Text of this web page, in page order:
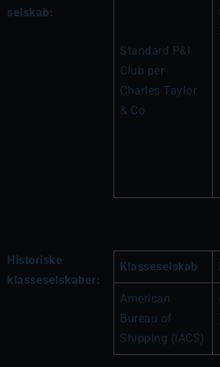
selskab:
Standard P&I
Club per
Charles Taylor
& Co
Historiske
klasseselskaber:
Klasseselskab
American
Bureau of
Shipping (IACS)